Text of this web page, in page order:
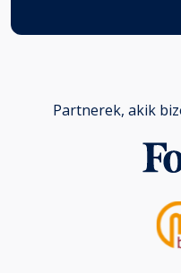
Partnerek, akik